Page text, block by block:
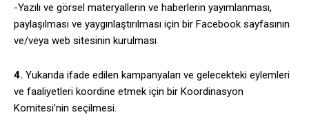
-Yazılı ve görsel materyallerin ve haberlerin yayımlanması,
paylaşılması ve yaygınlaştırılması için bir Facebook sayfasının
ve/veya web sitesinin kurulması
4. Yukarıda ifade edilen kampanyaları ve gelecekteki eylemleri
ve faaliyetleri koordine etmek için bir Koordinasyon
Komitesi’nin seçilmesi.